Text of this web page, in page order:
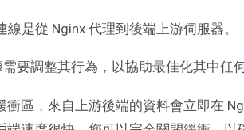
線是從 Nginx 代理到後端上游伺服器。
需要調整其行為，以協助最佳化其中任
衝區，來自上游後端的資料會立即在